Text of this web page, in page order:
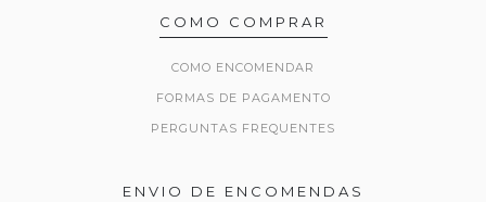
COMO COMPRAR
COMO ENCOMENDAR
FORMAS DE PAGAMENTO
PERGUNTAS FREQUENTES
ENVIO DE ENCOMENDAS